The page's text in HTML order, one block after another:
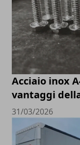
Acciaio inox
vantaggi
31/03/2026